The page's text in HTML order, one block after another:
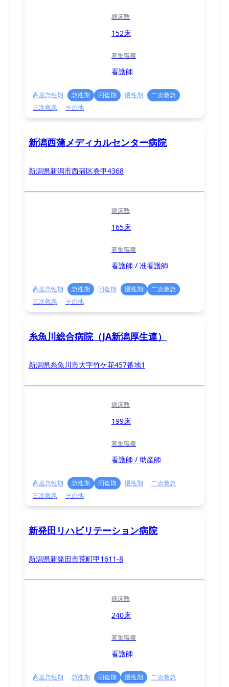
病床数
152床
募集職種
看護師
高度急性期 急性期 回復期 慢性期
二次救急
三次救急
その他
新潟西蒲メディカルセンター病院
新潟県新潟市西蒲区巻甲4368
病床数
165床
募集職種
看護師 / 准看護師
高度急性期 急性期 回復期 慢性期
二次救急
三次救急
その他
糸魚川総合病院（JA新潟厚生連）
新潟県糸魚川市大字竹ケ花457番地1
病床数
199床
募集職種
看護師 / 助産師
高度急性期 急性期 回復期 慢性期
二次救急
三次救急
その他
新発田リハビリテーション病院
新潟県新発田市荒町甲1611-8
病床数
240床
募集職種
看護師
高度急性期 急性期 回復期 慢性期
二次救急